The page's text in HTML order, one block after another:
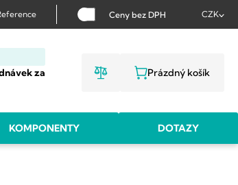
Ceny bez DPH CZK
za
NÁKUPNÍ
Prázdný košík
KOMPONENTY DOTAZY